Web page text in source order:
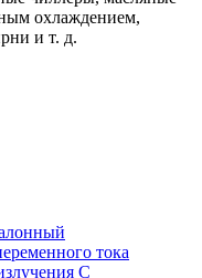
охлаждением,
и т. д.